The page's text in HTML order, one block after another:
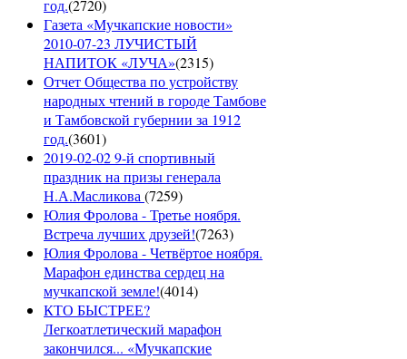
год.(2720)
Газета «Мучкапские новости»
2010-07-23 ЛУЧИСТЫЙ
НАПИТОК «ЛУЧА»(2315)
Отчет Общества по устройству
народных чтений в городе Тамбове
и Тамбовской губернии за 1912
год.(3601)
2019-02-02 9-й спортивный
праздник на призы генерала
Н.А.Масликова(7259)
Юлия Фролова - Третье ноября.
Встреча лучших друзей!(7263)
Юлия Фролова - Четвёртое ноября.
Марафон единства сердец на
мучкапской земле!(4014)
КТО БЫСТРЕЕ?
Легкоатлетический марафон
закончился... «Мучкапские